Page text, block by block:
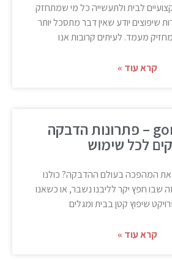
לבית ולתעשייה כל מי שמתחזק
שיפוצים יודע שאין דבר מתסכל יותר
מעמד. לעיתים קרובות אנו
קרא עוד »
דבקי gorilla – פתרונות הדבקה
לכל שימוש
המהפכה בעולם ההדבקה? כולנו
שבו חפץ יקר לליבנו נשבר, או כשאנו
שיפוץ קטן בבית ומגלים
קרא עוד »